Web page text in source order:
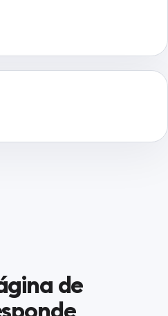
de